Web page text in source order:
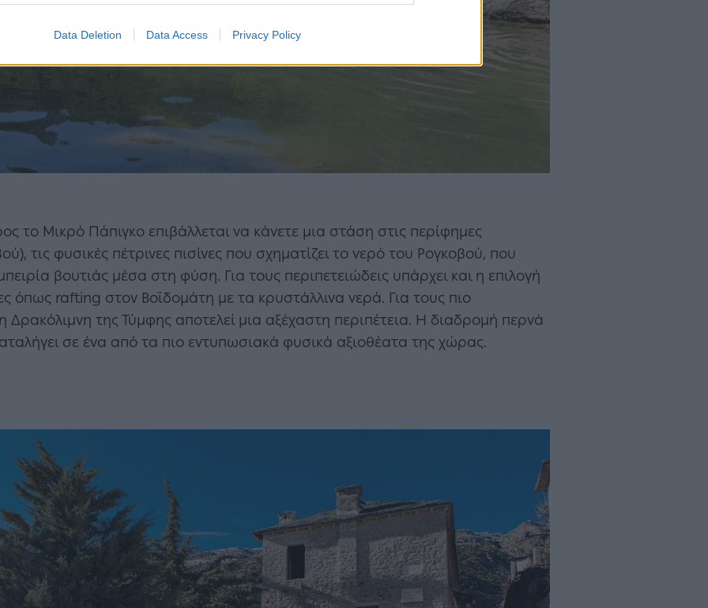
Data Deletion Data Access Privacy Policy
το Μικρό Πάπιγκο επιβάλλεται να κάνετε μια στάση στις περίφημες
τις φυσικές πέτρινες πισίνες που σχηματίζει το νερό του Ρογκοβού, που
βουτιάς μέσα στη φύση. Για τους περιπετειώδεις υπάρχει και η επιλογή
όπως rafting στον Βοϊδομάτη με τα κρυστάλλινα νερά. Για τους πιο
της Τύμφης αποτελεί μια αξέχαστη περιπέτεια. Η διαδρομή περνά
σε ένα από τα πιο εντυπωσιακά φυσικά αξιοθέατα της χώρας.